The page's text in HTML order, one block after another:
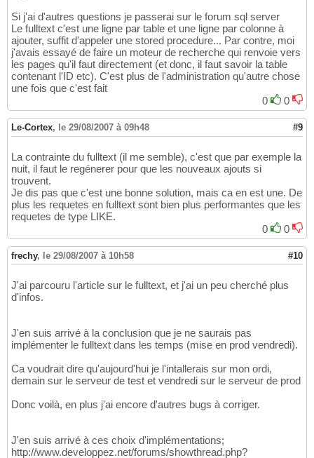
Si j'ai d'autres questions je passerai sur le forum sql server
Le fulltext c'est une ligne par table et une ligne par colonne à
ajouter, suffit d'appeler une stored procedure... Par contre, moi
j'avais essayé de faire un moteur de recherche qui renvoie vers
les pages qu'il faut directement (et donc, il faut savoir la table
contenant l'ID etc). C'est plus de l'administration qu'autre chose
une fois que c'est fait
0
0
Le-Cortex, le 29/08/2007 à 09h48 #9
La contrainte du fulltext (il me semble), c'est que par exemple la
nuit, il faut le regénerer pour que les nouveaux ajouts si
trouvent.
Je dis pas que c'est une bonne solution, mais ca en est une. De
plus les requetes en fulltext sont bien plus performantes que les
requetes de type LIKE.
0
0
frechy, le 29/08/2007 à 10h58 #10
J'ai parcouru l'article sur le fulltext, et j'ai un peu cherché plus
d'infos.
J'en suis arrivé à la conclusion que je ne saurais pas
implémenter le fulltext dans les temps (mise en prod vendredi).
Ca voudrait dire qu'aujourd'hui je l'intallerais sur mon ordi,
demain sur le serveur de test et vendredi sur le serveur de prod
Donc voilà, en plus j'ai encore d'autres bugs à corriger.
J'en suis arrivé à ces choix d'implémentations;
http://www.developpez.net/forums/showthread.php?